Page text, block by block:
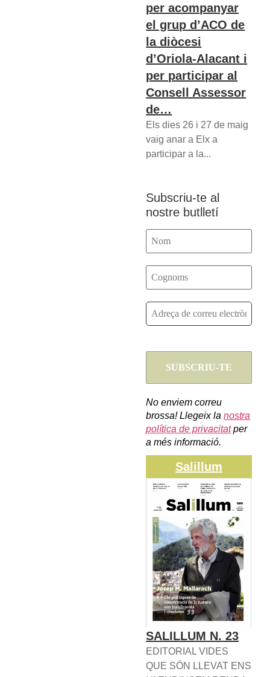
per acompanyar
el grup d’ACO de
la diòcesi
d’Oriola-Alacant i
per participar al
Consell Assessor
de…
Els dies 26 i 27 de maig
vaig anar a Elx a
participar a la...
Subscriu-te al
nostre butlletí
No enviem correu
brossa! Llegeix lanostra
política de privacitatper
a més informació.
Salillum
SALILLUM N. 23
EDITORIAL VIDES
QUE SÓN LLEVAT ENS